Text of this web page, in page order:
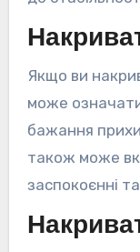
Якщо ви
може
бажання
також може
заспокоєнні